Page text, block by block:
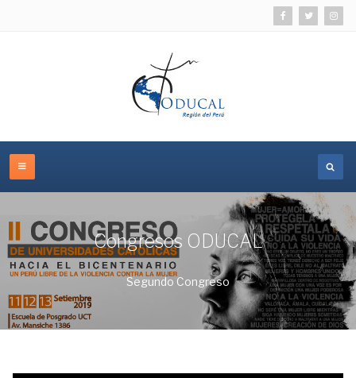
Congresos ODUCAL
Segundo Congreso